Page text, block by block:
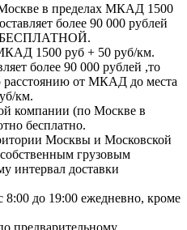
в пределах МКАД 1500
более 90 000 рублей
БЕСПЛАТНОЙ.
1500 руб + 50 руб/км.
более 90 000 рублей ,то
расстоянию от МКАД до места
км.
компании (по Москве в
бесплатно.
Москвы и Московской
грузовым
интервал доставки
8:00 до 19:00 ежедневно, кроме
предварительному